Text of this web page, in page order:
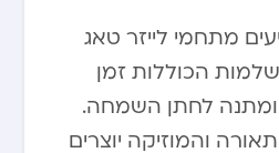
מתחמי לייזר טאג
הכוללות זמן
ומתנה לחתן השמחה.
והמוזיקה יוצרים